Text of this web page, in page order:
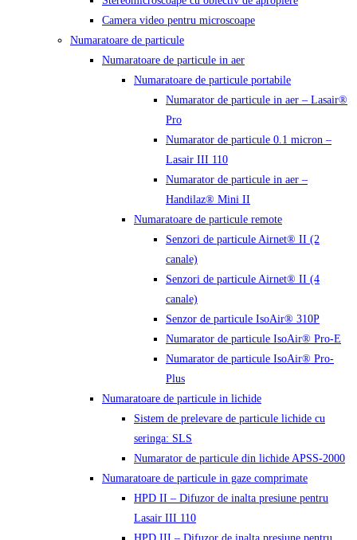
Camera video pentru microscoape
Numaratoare de particule
Numaratoare de particule in aer
Numaratoare de particule portabile
Numarator de particule in aer – Lasair®
Pro
Numarator de particule 0.1 micron –
Lasair III 110
Numarator de particule in aer –
Handilaz® Mini II
Numaratoare de particule remote
Senzori de particule Airnet® II (2
canale)
Senzori de particule Airnet® II (4
canale)
Senzor de particule IsoAir® 310P
Numarator de particule IsoAir® Pro-E
Numarator de particule IsoAir® Pro-
Plus
Numaratoare de particule in lichide
Sistem de prelevare de particule lichide cu
seringa: SLS
Numarator de particule din lichide APSS-2000
Numaratoare de particule in gaze comprimate
HPD II – Difuzor de inalta presiune pentru
Lasair III 110